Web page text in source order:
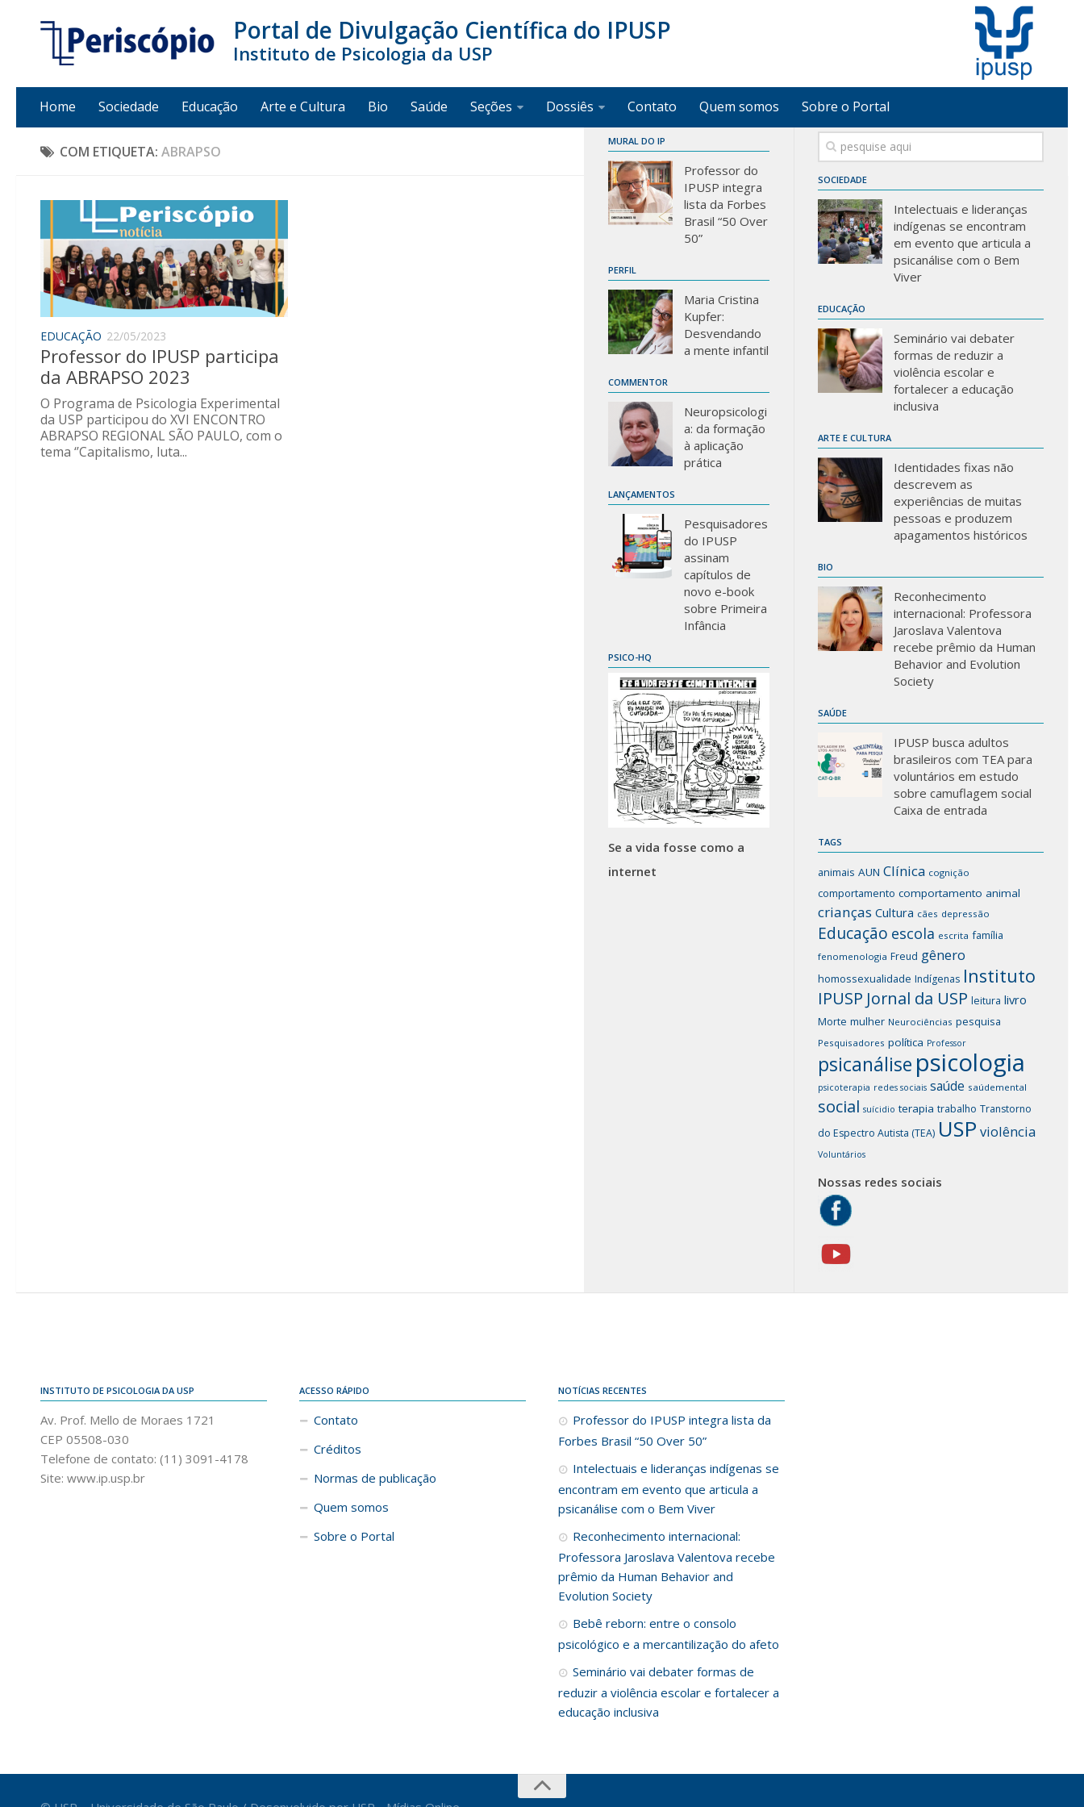
Portal de Divulgação Científica do IPUSP
Instituto de Psicologia da USP
Home Sociedade Educação Arte e Cultura Bio Saúde Seções Dossiês Contato Quem somos Sobre o Portal
COM ETIQUETA: ABRAPSO
EDUCAÇÃO 22/05/2023
Professor do IPUSP participa
da ABRAPSO 2023
O Programa de Psicologia Experimental
da USP participou do XVI ENCONTRO
ABRAPSO REGIONAL SÃO PAULO, com o
tema ‘’Capitalismo, luta...
SOCIEDADE
Intelectuais e lideranças
indígenas se encontram
em evento que articula a
psicanálise com o Bem
Viver
EDUCAÇÃO
Seminário vai debater
formas de reduzir a
violência escolar e
fortalecer a educação
inclusiva
ARTE E CULTURA
Identidades fixas não
descrevem as
experiências de muitas
pessoas e produzem
apagamentos históricos
BIO
Reconhecimento
internacional: Professora
Jaroslava Valentova
recebe prêmio da Human
Behavior and Evolution
Society
SAÚDE
IPUSP busca adultos
brasileiros com TEA para
voluntários em estudo
sobre camuflagem social
Caixa de entrada
TAGS
animais AUN Clínica cognição
comportamento comportamento animal
crianças Cultura cães depressão
Educação escola escrita família
fenomenologia Freud gênero
homossexualidade Indígenas Instituto
IPUSP Jornal da USP leitura livro
Morte mulher Neurociências pesquisa
Pesquisadores política Professor
psicanálise psicologia
psicoterapia redes sociais saúde saúdemental
social suícidio terapia trabalho Transtorno
do Espectro Autista (TEA) USP violência
Voluntários
Nossas redes sociais
MURAL DO IP
Professor do
IPUSP integra
lista da Forbes
Brasil “50 Over
50”
PERFIL
Maria Cristina
Kupfer:
Desvendando
a mente infantil
COMMENTOR
Neuropsicologi
a: da formação
à aplicação
prática
LANÇAMENTOS
Pesquisadores
do IPUSP
assinam
capítulos de
novo e-book
sobre Primeira
Infância
PSICO-HQ
Se a vida fosse como a
internet
INSTITUTO DE PSICOLOGIA DA USP
Av. Prof. Mello de Moraes 1721
CEP 05508-030
Telefone de contato: (11) 3091-4178
Site: www.ip.usp.br
ACESSO RÁPIDO
Contato
Créditos
Normas de publicação
Quem somos
Sobre o Portal
NOTÍCIAS RECENTES
Professor do IPUSP integra lista da
Forbes Brasil “50 Over 50”
Intelectuais e lideranças indígenas se
encontram em evento que articula a
psicanálise com o Bem Viver
Reconhecimento internacional:
Professora Jaroslava Valentova recebe
prêmio da Human Behavior and
Evolution Society
Bebê reborn: entre o consolo
psicológico e a mercantilização do afeto
Seminário vai debater formas de
reduzir a violência escolar e fortalecer a
educação inclusiva